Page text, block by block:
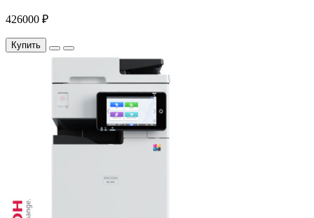
426000 ₽
Купить